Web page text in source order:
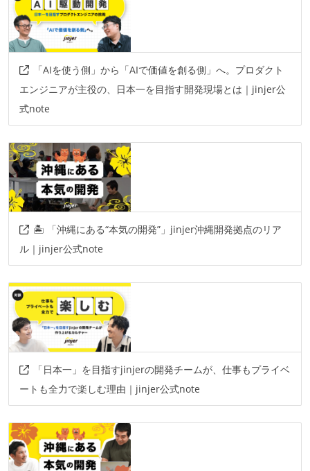
「AIを使う側」から「AIで価値を創る側」へ。プロダクト
エンジニアが主役の、日本一を目指す開発現場とは｜jinjer公
式note
🏝️ 「沖縄にある“本気の開発”」jinjer沖縄開発拠点のリア
ル｜jinjer公式note
「日本一」を目指すjinjerの開発チームが、仕事もプライベ
ートも全力で楽しむ理由｜jinjer公式note